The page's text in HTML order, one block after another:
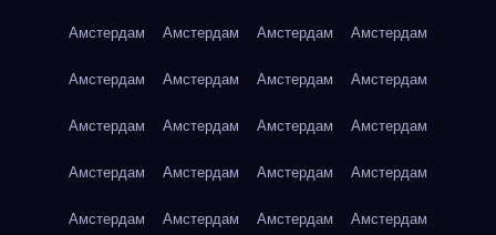
Амстердам Амстердам Амстердам Амстердам
Амстердам Амстердам Амстердам Амстердам
Амстердам Амстердам Амстердам Амстердам
Амстердам Амстердам Амстердам Амстердам
Амстердам Амстердам Амстердам Амстердам